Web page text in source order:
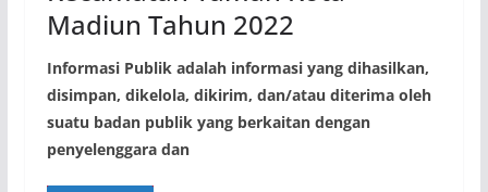
Madiun Tahun 2022
Informasi Publik adalah informasi yang dihasilkan,
disimpan, dikelola, dikirim, dan/atau diterima oleh
suatu badan publik yang berkaitan dengan
penyelenggara dan